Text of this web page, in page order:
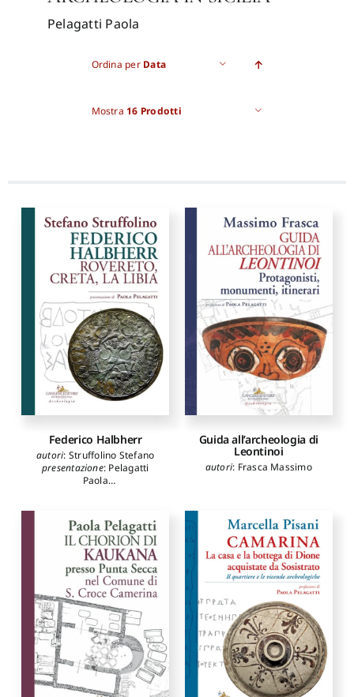
Pelagatti Paola
Ordina per Data
Mostra 16 Prodotti
Federico Halbherr
autori: Struffolino Stefano
presentazione: Pelagatti
Paola
Guida all’archeologia di
Leontinoi
autori: Frasca Massimo